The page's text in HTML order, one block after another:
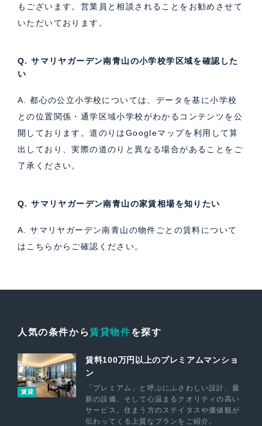
もございます。営業員と相談されることをお勧めさせて
いただいております。
Q. サマリヤガーデン南青山の小学校学区域を確認した
い
A. 都心の公立小学校については、データを基に小学校
との位置関係・通学区域小学校がわかるコンテンツを公
開しております。道のりはGoogleマップを利用して算
出しており、実際の道のりと異なる場合があることをご
了承ください。
Q. サマリヤガーデン南青山の家賃相場を知りたい
A. サマリヤガーデン南青山の物件ごとの賃料について
は こちら からご確認ください。
人気の条件から賃貸物件を探す
賃貸
賃料100万円以上のプレミアムマンショ
ン
「プレミアム」と呼ぶにふさわしい設計、最
新の設備、そして心温まるクオリティの高い
サービス。住まう方のステイタスや価値観が
伝わってくる上質なプランをご紹介。